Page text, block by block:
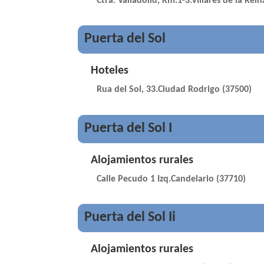
Puerta del Sol
Hoteles
Rua del Sol, 33.Ciudad Rodrigo (37500)
Puerta del Sol I
Alojamientos rurales
Calle Pecudo 1 Izq.Candelario (37710)
Puerta del Sol Ii
Alojamientos rurales